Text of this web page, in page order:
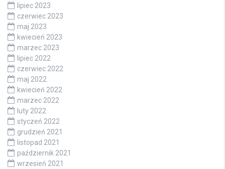
lipiec 2023
czerwiec 2023
maj 2023
kwiecień 2023
marzec 2023
lipiec 2022
czerwiec 2022
maj 2022
kwiecień 2022
marzec 2022
luty 2022
styczeń 2022
grudzień 2021
listopad 2021
październik 2021
wrzesień 2021